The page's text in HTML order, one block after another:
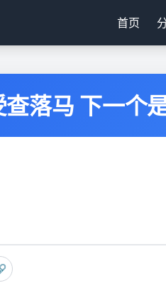
首页
落马 下一个